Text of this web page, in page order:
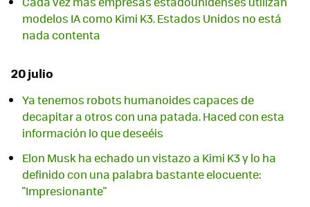
modelos IA como Kimi K3. Estados Unidos no está
nada contenta
20 julio
Ya tenemos robots humanoides capaces de
decapitar a otros con una patada. Haced con esta
información lo que deseéis
Elon Musk ha echado un vistazo a Kimi K3 y lo ha
definido con una palabra bastante elocuente:
"Impresionante"